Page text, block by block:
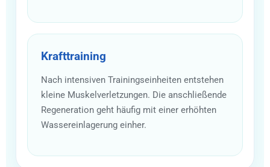
Krafttraining
Nach intensiven Trainingseinheiten entstehen
kleine Muskelverletzungen. Die anschließende
Regeneration geht häufig mit einer erhöhten
Wassereinlagerung einher.